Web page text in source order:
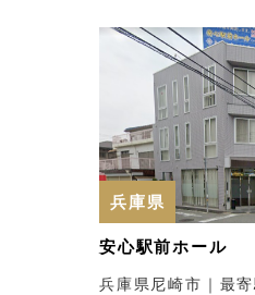
兵庫県
安心駅前ホール
兵庫県尼崎市｜最